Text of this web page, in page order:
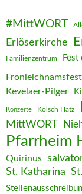
#MittWORT
Erlöserkirche
Familienzentrum Fest
Fronleichnamsfest
Kevelaer-Pilger
Konzerte Kölsch Hätz
MittWORT
Pfarrheim
Quirinus
St. Katharina